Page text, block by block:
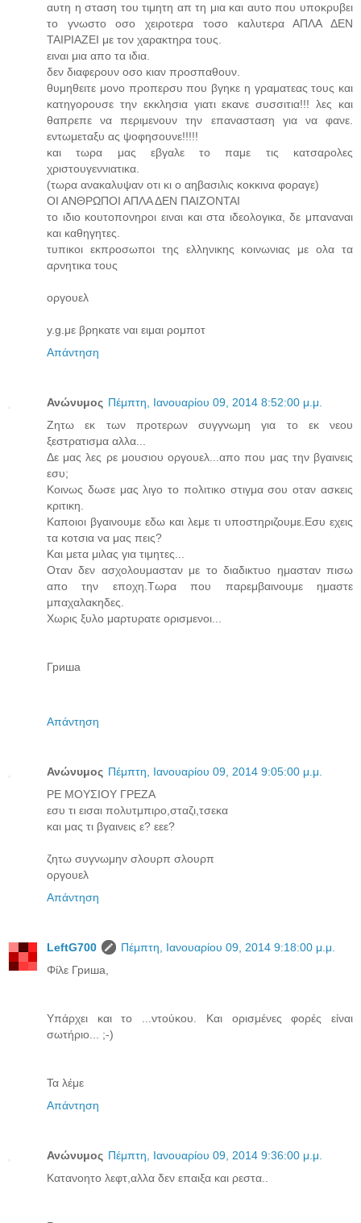
αυτη η σταση του τιμητη απ τη μια και αυτο που υποκρυβει
το γνωστο οσο χειροτερα τοσο καλυτερα ΑΠΛΑ ΔΕΝ
ΤΑΙΡΙΑΖΕΙ με τον χαρακτηρα τους.
ειναι μια απο τα ιδια.
δεν διαφερουν οσο κιαν προσπαθουν.
θυμηθειτε μονο προπερσυ που βγηκε η γραματεας τους και
κατηγορουσε την εκκλησια γιατι εκανε συσσιτια!!! λες και
θαπρεπε να περιμενουν την επανασταση για να φανε.
εντωμεταξυ ας ψοφησουνε!!!!!
και τωρα μας εβγαλε το παμε τις κατσαρολες
χριστουγεννιατικα.
(τωρα ανακαλυψαν οτι κι ο αηβασιλις κοκκινα φοραγε)
ΟΙ ΑΝΘΡΩΠΟΙ ΑΠΛΑ ΔΕΝ ΠΑΙΖΟΝΤΑΙ
το ιδιο κουτοπονηροι ειναι και στα ιδεολογικα, δε μπαναναι
και καθηγητες.
τυπικοι εκπροσωποι της ελληνικης κοινωνιας με ολα τα
αρνητικα τους
οργουελ
y.g.με βρηκατε ναι ειμαι ρομποτ
Απάντηση
Ανώνυμος Πέμπτη, Ιανουαρίου 09, 2014 8:52:00 μ.μ.
Ζητω εκ των προτερων συγγνωμη για το εκ νεου
ξεστρατισμα αλλα...
Δε μας λες ρε μουσιου οργουελ...απο που μας την βγαινεις
εσυ;
Κοινως δωσε μας λιγο το πολιτικο στιγμα σου οταν ασκεις
κριτικη.
Καποιοι βγαινουμε εδω και λεμε τι υποστηριζουμε.Εσυ εχεις
τα κοτσια να μας πεις?
Και μετα μιλας για τιμητες...
Οταν δεν ασχολουμασταν με το διαδικτυο ημασταν πισω
απο την εποχη.Τωρα που παρεμβαινουμε ημαστε
μπαχαλακηδες.
Χωρις ξυλο μαρτυρατε ορισμενοι...
Гриша
Απάντηση
Ανώνυμος Πέμπτη, Ιανουαρίου 09, 2014 9:05:00 μ.μ.
ΡΕ ΜΟΥΣΙΟΥ ΓΡΕΖΑ
εσυ τι εισαι πολυτμπιρο,σταζι,τσεκα
και μας τι βγαινεις ε? εεε?
ζητω συγνωμην σλουρπ σλουρπ
οργουελ
Απάντηση
LeftG700
Πέμπτη, Ιανουαρίου 09, 2014 9:18:00 μ.μ.
Φίλε Гриша,
Υπάρχει και το ...ντούκου. Και ορισμένες φορές είναι
σωτήριο... ;-)
Τα λέμε
Απάντηση
Ανώνυμος Πέμπτη, Ιανουαρίου 09, 2014 9:36:00 μ.μ.
Κατανοητο λεφτ,αλλα δεν επαιξα και ρεστα..